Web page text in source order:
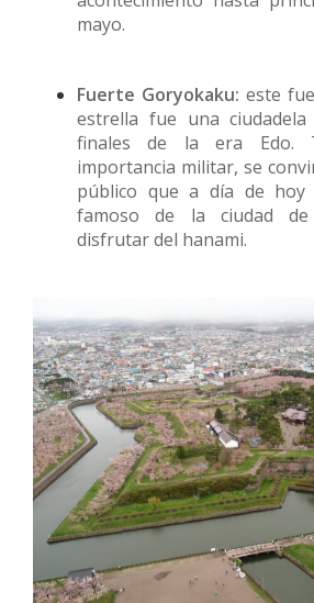
mayo.
Fuerte Goryokaku: este
estrella fue una ciudadela
finales de la era Edo.
importancia militar, se
público que a día de
famoso de la ciudad de
disfrutar del hanami.